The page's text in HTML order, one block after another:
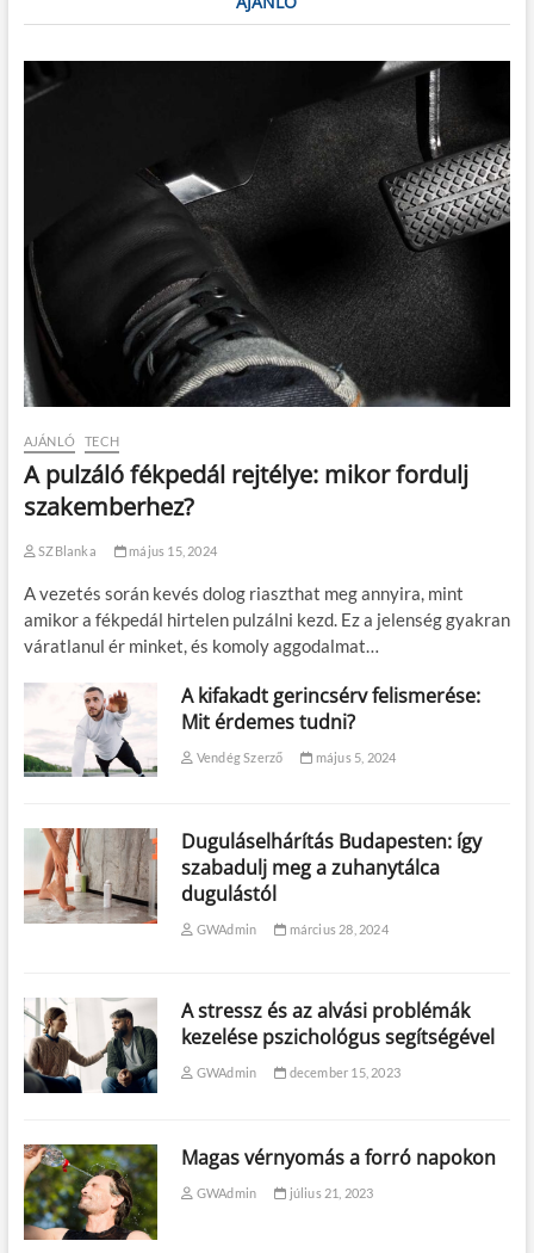
AJÁNLÓ TECH
A pulzáló fékpedál rejtélye: mikor fordulj
szakemberhez?
SZBlanka május 15, 2024
A vezetés során kevés dolog riaszthat meg annyira, mint
amikor a fékpedál hirtelen pulzálni kezd. Ez a jelenség gyakran
váratlanul ér minket, és komoly aggodalmat…
A kifakadt gerincsérv felismerése:
Mit érdemes tudni?
Vendég Szerző május 5, 2024
Duguláselhárítás Budapesten: így
szabadulj meg a zuhanytálca
dugulástól
GWAdmin március 28, 2024
A stressz és az alvási problémák
kezelése pszichológus segítségével
GWAdmin december 15, 2023
Magas vérnyomás a forró napokon
GWAdmin július 21, 2023